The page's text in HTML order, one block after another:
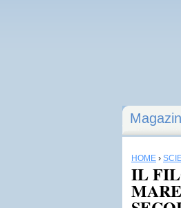
HOME ›
IL